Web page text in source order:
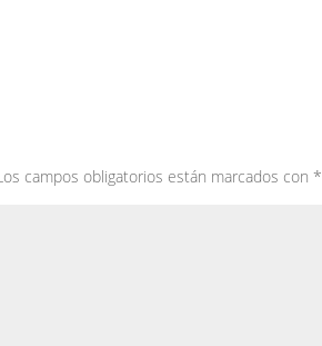
campos obligatorios están marcados con*